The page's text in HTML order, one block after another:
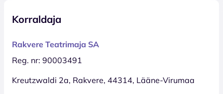
Korraldaja
Rakvere Teatrimaja SA
Reg. nr: 90003491
Kreutzwaldi 2a, Rakvere, 44314, Lääne-Virumaa